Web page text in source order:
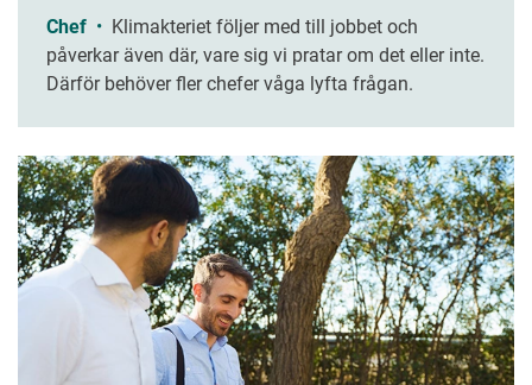
Chef •
påverkar även där, vare sig vi pratar om det eller inte.
Därför behöver fler chefer våga lyfta frågan.